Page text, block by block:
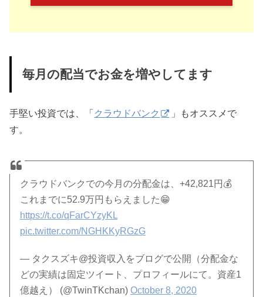
毎月の配当でお金を増やしてます
手堅い投資では、「 クラウドバンク
」もオススメで
す。
クラウドバンクでの今月の分配金は、+42,821円💰
これまでに52.9万円もらえました😁
https://t.co/qFarCYzyKL
pic.twitter.com/NGHKKyRGzG
— タクスズキ@投資収入をブログで公開（分配金な
どの実績は固定ツイート、プロフィールにて。資産1
億越え） (@TwinTKchan)October 8, 2020